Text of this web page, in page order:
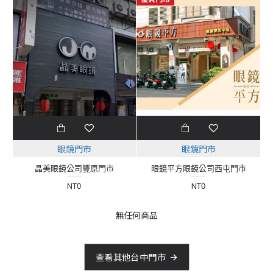
眼鏡門市
晶美眼鏡公司豐原門市
NT0
眼鏡門市
眼鏡平方眼鏡公司西屯門市
NT0
無任何商品
查看其他台中門市